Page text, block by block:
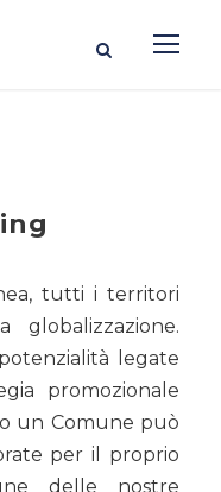
tutti i territori
legate
promozionale
un Comune può
per il proprio
delle nostre